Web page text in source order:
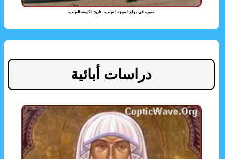
صورة فى موقع الموجة القبطية - تاريخ الكنيسة القبطية
دراسات أبائية